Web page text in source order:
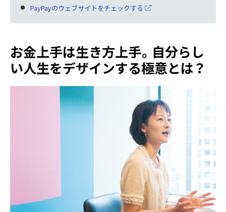
PayPayのウェブサイトをチェックする
お金上手は生き方上手。自分らし
い人生をデザインする極意とは？